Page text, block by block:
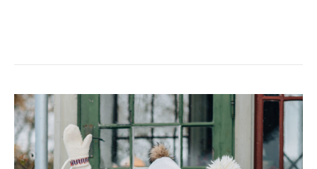
FIRA
PÅSKEN
2024
MED
OSS